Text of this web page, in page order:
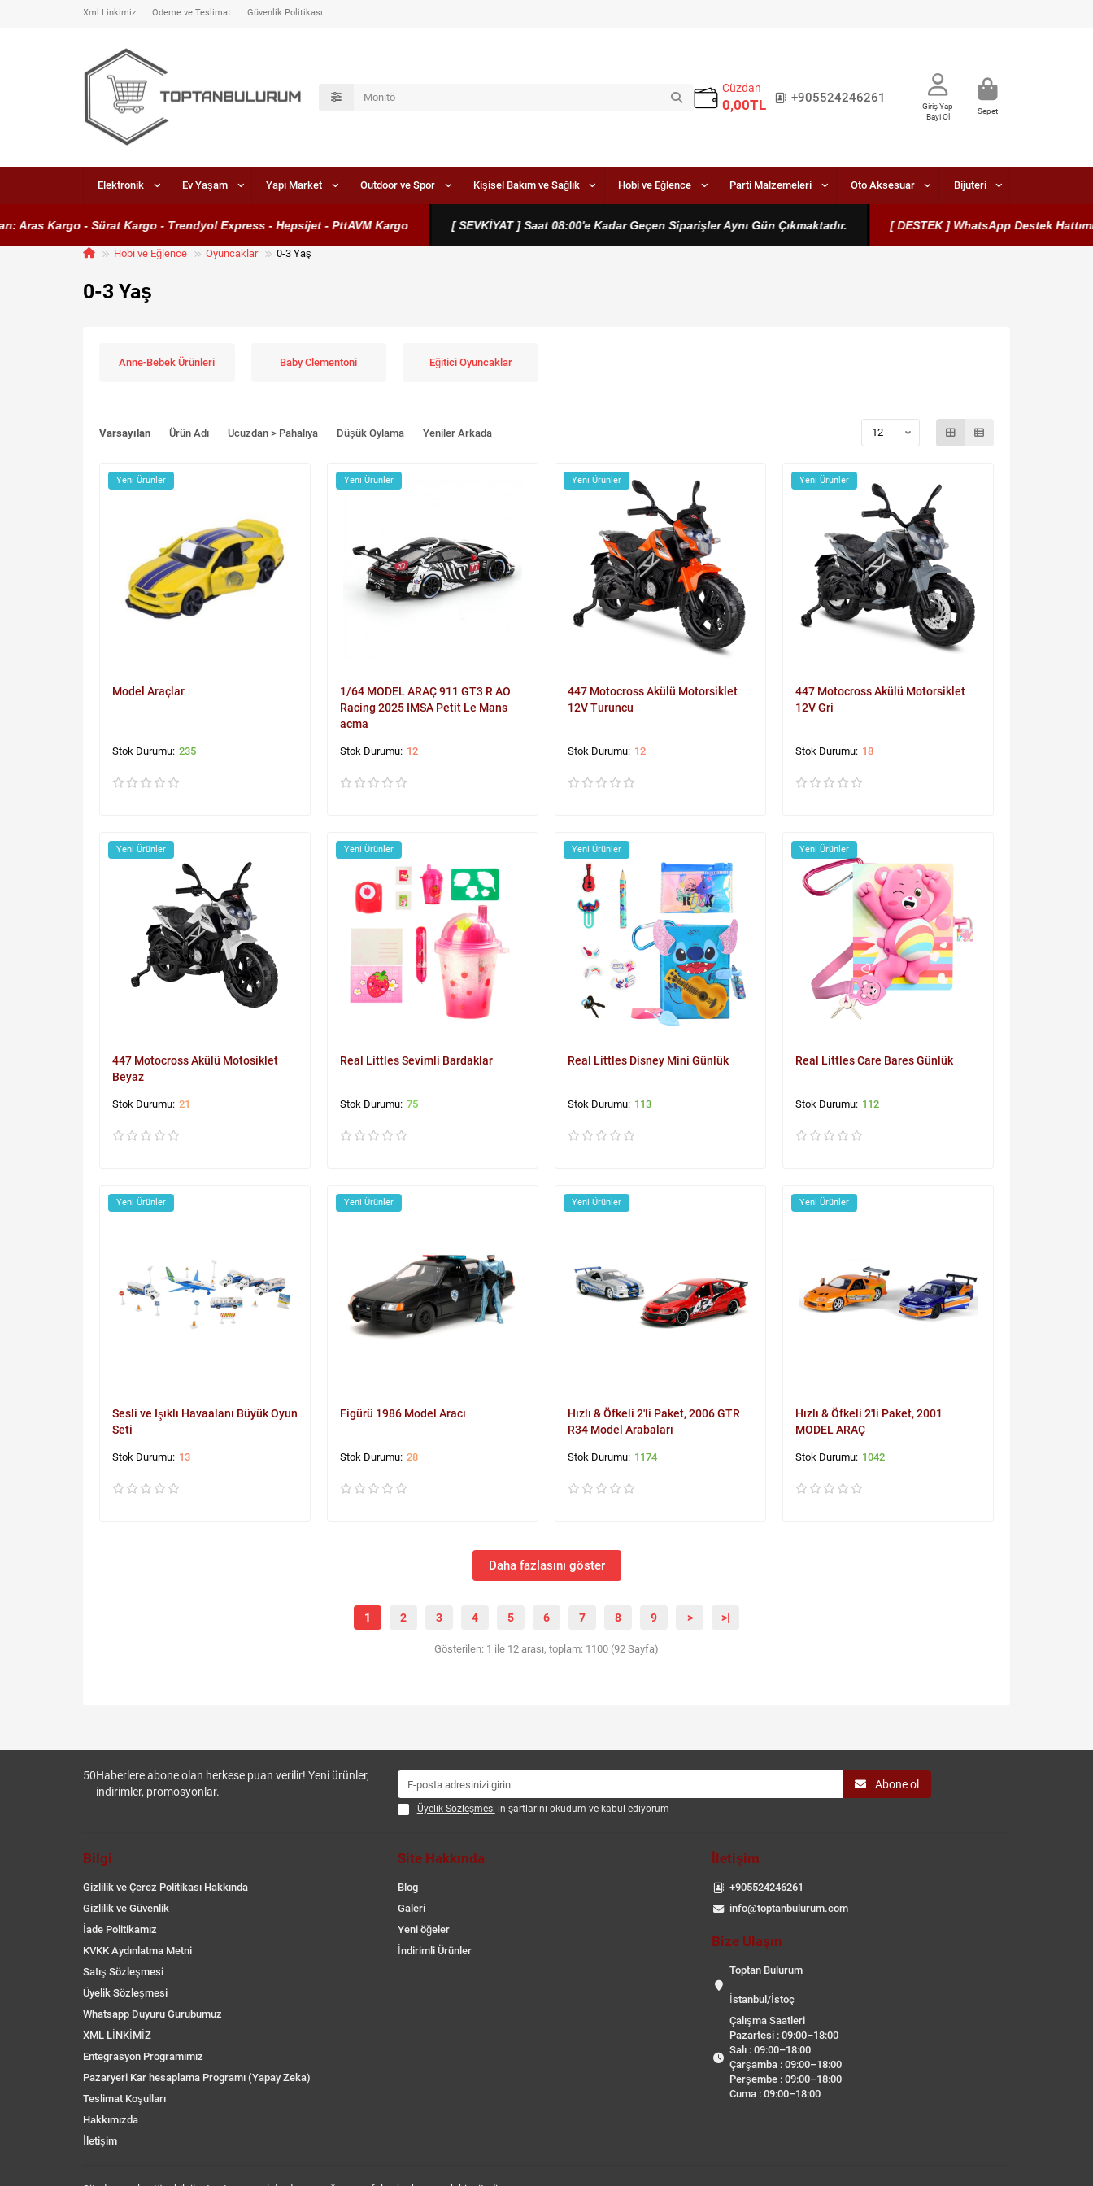
Xml Linkimiz Ödeme ve Teslimat Güvenlik Politikası
Cüzdan
0,00TL +905524246261
Giriş Yap
Bayi Ol
Sepet
Elektronik Ev Yaşam Yapı Market Outdoor ve Spor Kişisel Bakım ve Sağlık Hobi ve Eğlence Parti Malzemeleri Oto Aksesuar Bijuteri
Kargo - Sürat Kargo - Trendyol Express - Hepsijet - PttAVM Kargo [ SEVKİYAT ] Saat 08:00'e Kadar Geçen Siparişler Aynı Gün Çıkmaktadır. [ DESTEK ] WhatsApp Destek Hattımız
Hobi ve Eğlence Oyuncaklar 0-3 Yaş
0-3 Yaş
Anne-Bebek Ürünleri Baby Clementoni Eğitici Oyuncaklar
Varsayılan Ürün Adı Ucuzdan > Pahalıya Düşük Oylama Yeniler Arkada
Yeni Ürünler
Model Araçlar
235
Yeni Ürünler
1/64 MODEL ARAÇ 911 GT3 R AO
Racing 2025 IMSA Petit Le Mans
acma
12
Yeni Ürünler
447 Motocross Akülü Motorsiklet
12V Turuncu
12
Yeni Ürünler
447 Motocross Akülü Motorsiklet
12V Gri
18
Yeni Ürünler
447 Motocross Akülü Motosiklet
Beyaz
21
Yeni Ürünler
Real Littles Sevimli Bardaklar
75
Yeni Ürünler
Real Littles Disney Mini Günlük
113
Yeni Ürünler
Real Littles Care Bares Günlük
112
Yeni Ürünler
Sesli ve Işıklı Havaalanı Büyük Oyun
Seti
13
Yeni Ürünler
Figürü 1986 Model Aracı
28
Yeni Ürünler
Hızlı & Öfkeli 2'li Paket, 2006 GTR
R34 Model Arabaları
1174
Yeni Ürünler
Hızlı & Öfkeli 2'li Paket, 2001
MODEL ARAÇ
1042
Daha fazlasını göster
1 2 3 4 5 6 7 8 9 > >|
Gösterilen: 1 ile 12 arası, toplam: 1100 (92 Sayfa)
50Haberlere abone olan herkese puan verilir! Yeni ürünler,
indirimler, promosyonlar.
Abone ol
Üyelik Sözleşmesi ın şartlarını okudum ve kabul ediyorum
Bilgi
Gizlilik ve Çerez Politikası Hakkında
Gizlilik ve Güvenlik
İade Politikamız
KVKK Aydınlatma Metni
Satış Sözleşmesi
Üyelik Sözleşmesi
Whatsapp Duyuru Gurubumuz
XML LİNKİMİZ
Entegrasyon Programımız
Pazaryeri Kar hesaplama Programı (Yapay Zeka)
Teslimat Koşulları
Hakkımızda
İletişim
Site Hakkında
Blog
Galeri
Yeni öğeler
İndirimli Ürünler
İletişim
+905524246261
info@toptanbulurum.com
Bize Ulaşın
Toptan Bulurum
İstanbul/İstoç
Çalışma Saatleri
Pazartesi : 09:00–18:00
Salı : 09:00–18:00
Çarşamba : 09:00–18:00
Perşembe : 09:00–18:00
Cuma : 09:00–18:00